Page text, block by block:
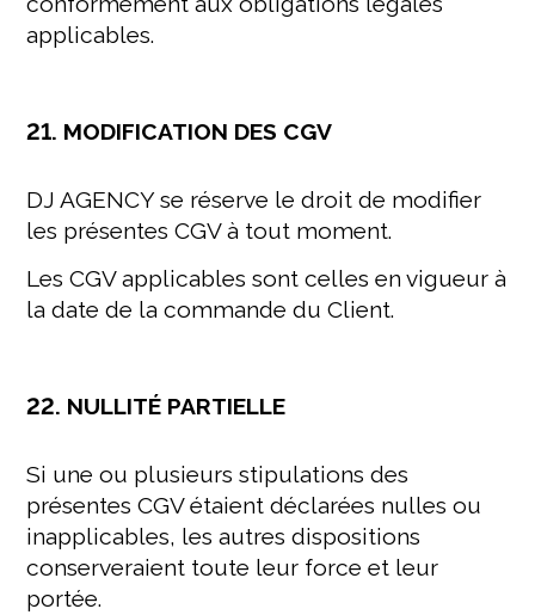
applicables.
21. MODIFICATION DES CGV
DJ AGENCY se réserve le droit de modifier
les présentes CGV à tout moment.
Les CGV applicables sont celles en vigueur à
la date de la commande du Client.
22. NULLITÉ PARTIELLE
Si une ou plusieurs stipulations des
présentes CGV étaient déclarées nulles ou
inapplicables, les autres dispositions
conserveraient toute leur force et leur
portée.